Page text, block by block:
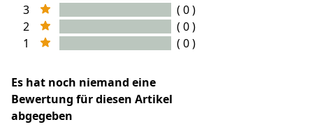
3
( 0 )
2
( 0 )
1
( 0 )
Es hat noch niemand eine
Bewertung für diesen Artikel
abgegeben